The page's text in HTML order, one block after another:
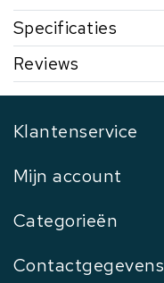
Specificaties
Reviews
Klantenservice
Mijn account
Categorieën
Contactgegevens